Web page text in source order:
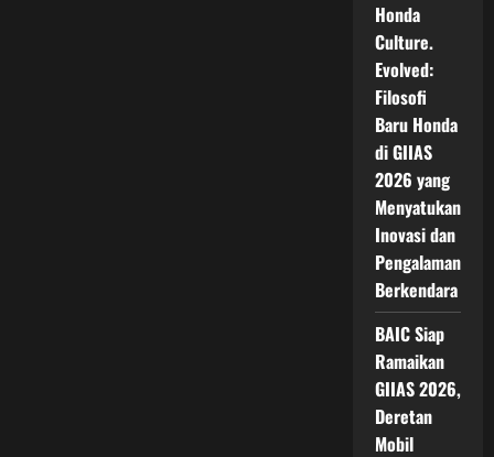
Honda
Culture.
Evolved:
Filosofi
Baru Honda
di GIIAS
2026 yang
Menyatukan
Inovasi dan
Pengalaman
Berkendara
BAIC Siap
Ramaikan
GIIAS 2026,
Deretan
Mobil